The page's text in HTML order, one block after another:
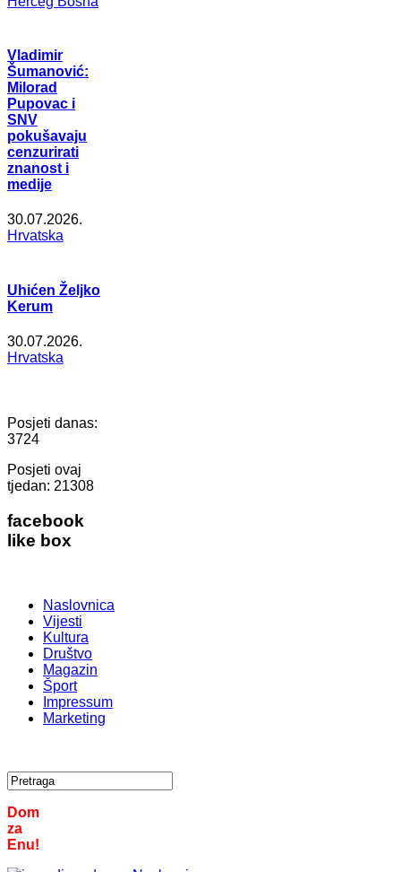
Vladimir
Šumanović:
Milorad
Pupovac i
SNV
pokušavaju
cenzurirati
znanost i
medije
30.07.2026.
Hrvatska
Uhićen Željko
Kerum
30.07.2026.
Hrvatska
Posjeti danas:
3724
Posjeti ovaj
tjedan: 21308
facebook
like box
Naslovnica
Vijesti
Kultura
Društvo
Magazin
Šport
Impressum
Marketing
Dom
za
Enu!